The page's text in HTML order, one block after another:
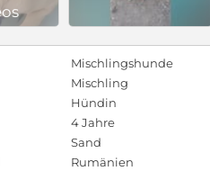
Mischlingshunde
Mischling
Hündin
4 Jahre
Sand
Rumänien